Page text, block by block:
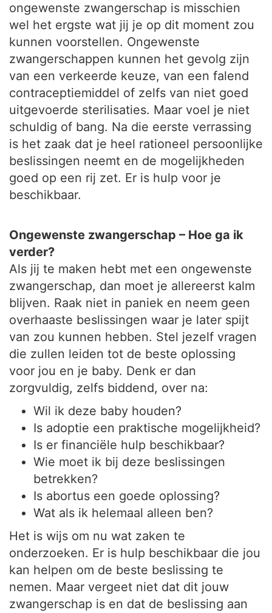
ongewenste zwangerschap is misschien
wel het ergste wat jij je op dit moment zou
kunnen voorstellen. Ongewenste
zwangerschappen kunnen het gevolg zijn
van een verkeerde keuze, van een falend
contraceptiemiddel of zelfs van niet goed
uitgevoerde sterilisaties. Maar voel je niet
schuldig of bang. Na die eerste verrassing
is het zaak dat je heel rationeel persoonlijke
beslissingen neemt en de mogelijkheden
goed op een rij zet. Er is hulp voor je
beschikbaar.
Ongewenste zwangerschap – Hoe ga ik
verder?
Als jij te maken hebt met een ongewenste
zwangerschap, dan moet je allereerst kalm
blijven. Raak niet in paniek en neem geen
overhaaste beslissingen waar je later spijt
van zou kunnen hebben. Stel jezelf vragen
die zullen leiden tot de beste oplossing
voor jou en je baby. Denk er dan
zorgvuldig, zelfs biddend, over na:
Wil ik deze baby houden?
Is adoptie een praktische mogelijkheid?
Is er financiële hulp beschikbaar?
Wie moet ik bij deze beslissingen
betrekken?
Is abortus een goede oplossing?
Wat als ik helemaal alleen ben?
Het is wijs om nu wat zaken te
onderzoeken. Er is hulp beschikbaar die jou
kan helpen om de beste beslissing te
nemen. Maar vergeet niet dat dit jouw
zwangerschap is en dat de beslissing aan